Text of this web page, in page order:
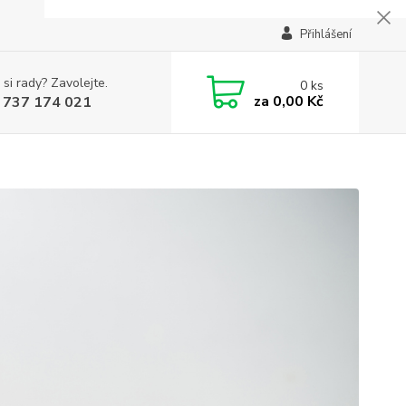
Přihlášení
rady? Zavolejte.
174 021
0ks
za 0,00 Kč